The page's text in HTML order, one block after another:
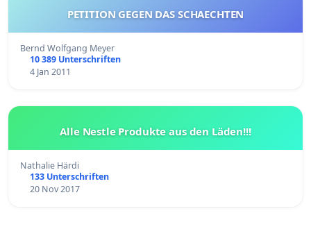
PETITION GEGEN DAS SCHAECHTEN
Bernd Wolfgang Meyer
10 389 Unterschriften
4 Jan 2011
Alle Nestle Produkte aus den Läden!!!
Nathalie Härdi
133 Unterschriften
20 Nov 2017